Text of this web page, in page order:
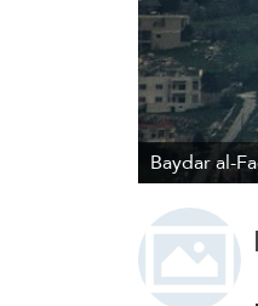
Baydar al-